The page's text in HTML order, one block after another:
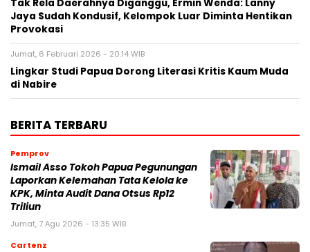
Tak Rela Daerahnya Diganggu, Ermin Wenda: Lanny
Jaya Sudah Kondusif, Kelompok Luar Diminta Hentikan
Provokasi
Jumat, 6 Februari 2026 - 20:14 WIB
Lingkar Studi Papua Dorong Literasi Kritis Kaum Muda
di Nabire
BERITA TERBARU
Pemprov
Ismail Asso Tokoh Papua Pegunungan
Laporkan Kelemahan Tata Kelola ke
KPK, Minta Audit Dana Otsus Rp12
Triliun
Jumat, 7 Agu 2026 - 13:35 WIB
Cartenz